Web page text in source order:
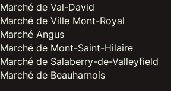
Marché de Val-David
Marché de Ville Mont-Royal
Marché Angus
Marché de Mont-Saint-Hilaire
Marché de Salaberry-de-Valleyfield
Marché de Beauharnois